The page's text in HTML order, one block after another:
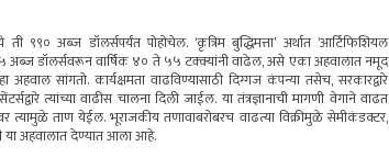
अब्ज डॉलर्सपर्यंत पोहोचेल. ‘कृत्रिम बुद्धिमत्ता’ अर्थात ‘आर्टिफिशियल
अब्ज डॉलर्सवरून वार्षिक ४० ते ५५ टक्क्यांनी वाढेल, असे एका अहवालात नमूद
सांगतो. कार्यक्षमता वाढविण्यासाठी दिग्गज कंपन्या तसेच, सरकारद्वारे
त्यांच्या वाढीस चालना दिली जाईल. या तंत्रज्ञानाची मागणी वेगाने वाढत
त्यामुळे ताण येईल. भूराजकीय तणावाबरोबरच वाढत्या विक्रीमुळे सेमीकंडक्टर,
या अहवालात देण्यात आला आहे.